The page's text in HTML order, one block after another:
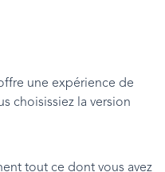
une expérience de
choisissiez la version
tout ce dont vous avez